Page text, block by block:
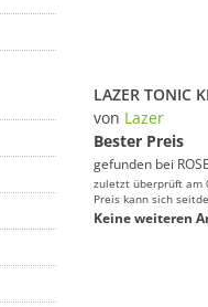
von Lazer
Bester Preis
gefunden bei
zuletzt überprüft am
Preis kann sich
Keine weiteren